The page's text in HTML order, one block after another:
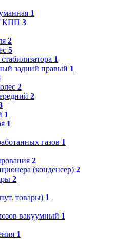
1
/ КПП 3
2
5
1
задний правый 1
2
2
1
1
газов 1
2
(конденсер) 2
2
товары) 1
вакуумный 1
1